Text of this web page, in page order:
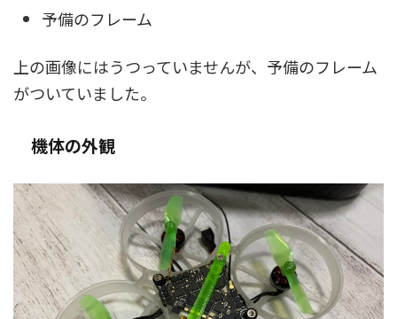
予備のフレーム
上の画像にはうつっていませんが、予備のフレーム
がついていました。
機体の外観